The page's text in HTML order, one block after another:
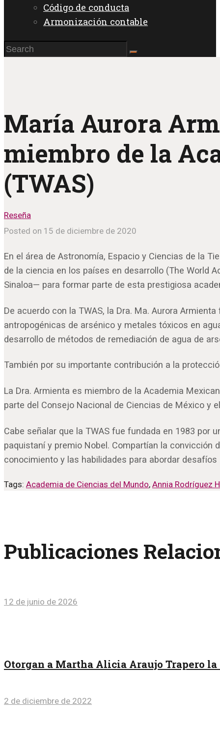
Código de conducta
Armonización contable
María Aurora
miembro de la
(TWAS)
Reseña
Posted on 15 de diciembre de 2020
En el área de Astronomía, Espacio y Ciencias de la
de la ciencia en los países en desarrollo (The World
Sinaloa— para formar parte de esta prestigiosa
De acuerdo con la TWAS, la Dra. Ma. Aurora
antropogénicas de arsénico y metales tóxicos en
desarrollo de métodos de remediación de agua de
También por su importante contribución a la
La Dra. Armienta es miembro de la Academia
parte del Consejo Nacional de Ciencias de México y
Cabe señalar que la TWAS fue fundada en 1983 por
paquistaní y premio Nobel. Compartían la
conocimiento y las habilidades para abordar
Tags: Academia de Ciencias del Mundo, Annia Rodríguez
Publicaciones
12 de junio de 2026
Otorgan a Martha Alicia Araujo Trapero
2 de diciembre de 2022